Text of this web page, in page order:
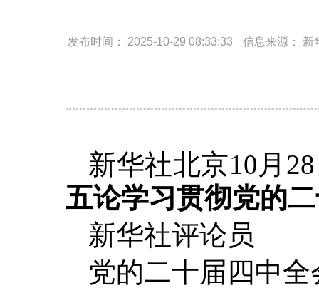
发布时间： 2025-10-29 08:33:33 信息来源： 新
新华社北京10月
五论学习贯彻党的
新华社评论员
党的二十届四中